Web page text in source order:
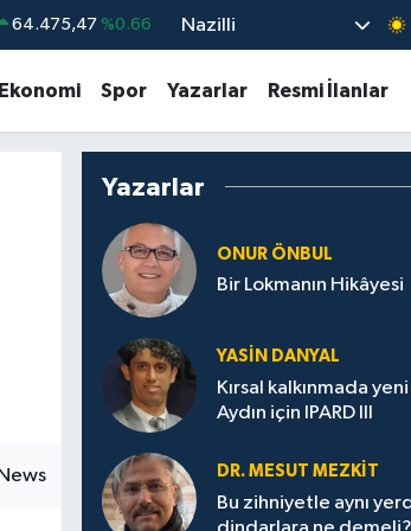
64.475,47 %0.66
64,2534 %0.22
%0.54
13.703 %0
Nazilli
Ekonomi Spor Yazarlar Resmi İlanlar
Yazarlar
ONUR ÖNBUL
Bir Lokmanın Hikâyesi
YASIN DANYAL
Kırsal kalkınmada
Aydın için IPARD III
DR. MESUT MEZKIT
Bu zihniyetle aynı